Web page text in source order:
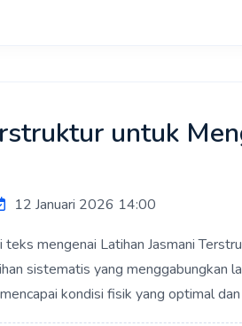
untuk
12 Januari 2026 14:00
mengenai Latihan Jasmani
sistematis yang menggabungkan
kondisi fisik yang optimal dan